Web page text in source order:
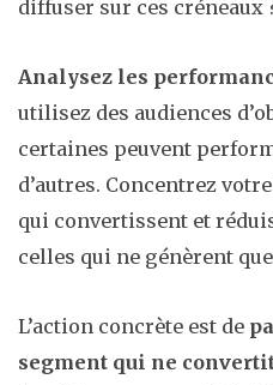
diffuser sur ces créneaux
Analysez les
utilisez des audiences
certaines peuvent
d’autres. Concentrez
qui convertissent et
celles qui ne génèrent
L’action concrète est de
segment qui ne